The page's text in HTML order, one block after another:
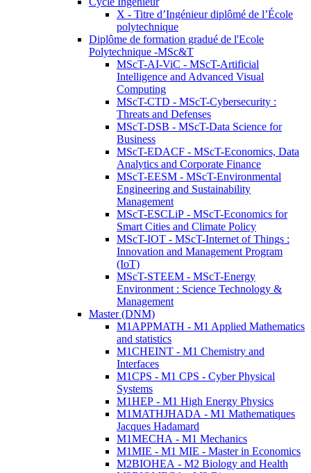
X - Titre d’Ingénieur diplômé de l’École
polytechnique
Diplôme de formation gradué de l'Ecole
Polytechnique -MSc&T
MScT-AI-ViC - MScT-Artificial
Intelligence and Advanced Visual
Computing
MScT-CTD - MScT-Cybersecurity :
Threats and Defenses
MScT-DSB - MScT-Data Science for
Business
MScT-EDACF - MScT-Economics, Data
Analytics and Corporate Finance
MScT-EESM - MScT-Environmental
Engineering and Sustainability
Management
MScT-ESCLiP - MScT-Economics for
Smart Cities and Climate Policy
MScT-IOT - MScT-Internet of Things :
Innovation and Management Program
(IoT)
MScT-STEEM - MScT-Energy
Environment : Science Technology &
Management
Master (DNM)
M1APPMATH - M1 Applied Mathematics
and statistics
M1CHEINT - M1 Chemistry and
Interfaces
M1CPS - M1 CPS - Cyber Physical
Systems
M1HEP - M1 High Energy Physics
M1MATHJHADA - M1 Mathematiques
Jacques Hadamard
M1MECHA - M1 Mechanics
M1MIE - M1 MIE - Master in Economics
M2BIOHEA - M2 Biology and Health